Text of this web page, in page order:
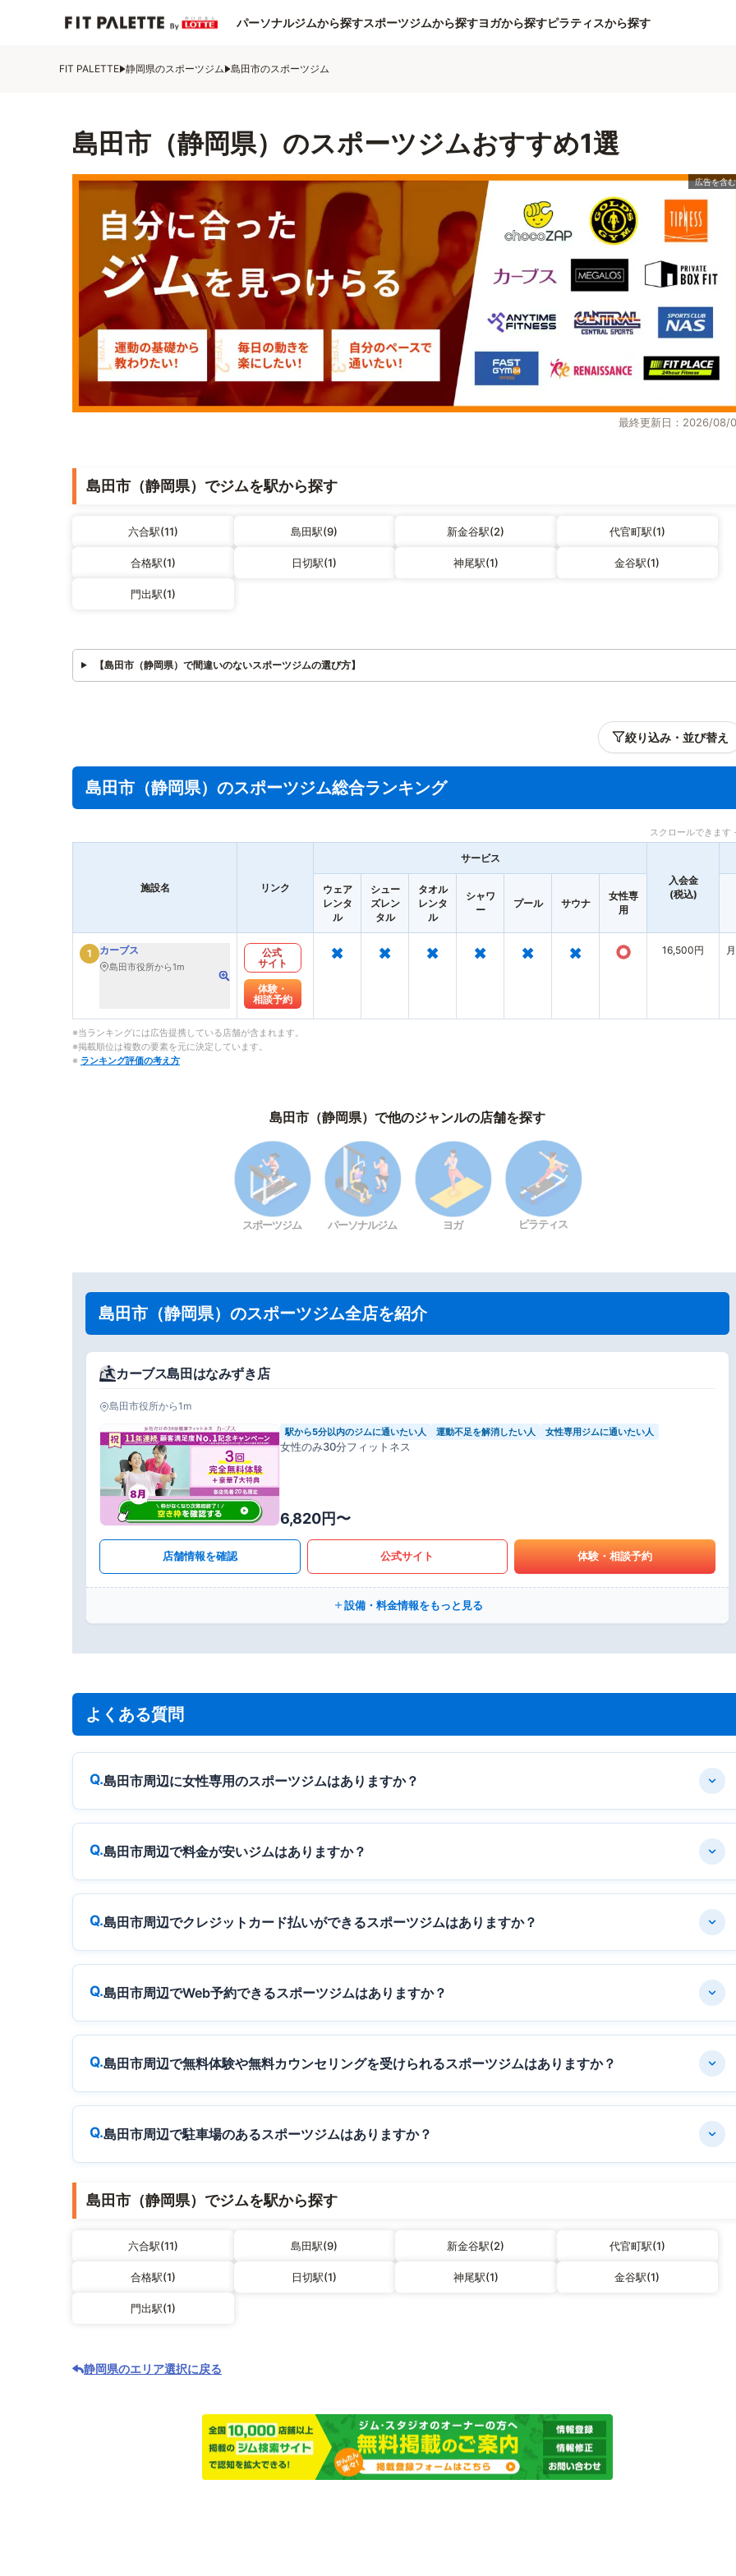
パーソナルジムから探すスポーツジムから探すヨガから探すピラティスから探す
FIT PALETTE 静岡県のスポーツジム 島田市のスポーツジム
島田市（静岡県）のスポーツジムおすすめ1選
最終更新日：2026/08/
島田市（静岡県）でジムを駅から探す
六合駅(11) 島田駅(9) 新金谷駅(2) 代官町駅(1)
合格駅(1) 日切駅(1) 神尾駅(1) 金谷駅(1)
門出駅(1)
【島田市（静岡県）で間違いのないスポーツジムの選び方】
絞り込み・並び替え
島田市（静岡県）のスポーツジム総合ランキング
スクロールできます
施設名 リンク
サービス
入会金
(税込)
ウェア
レンタ
ル
シュー
ズレン
タル
タオル
レンタ
ル
シャワ
ー
プール サウナ
女性専
用
1 カーブス
島田市役所から1m
公式
サイト
体験・
相談予約
× × × × × × ○ 16,500円
※当ランキングには広告提携している店舗が含まれます。
※掲載順位は複数の要素を元に決定しています。
※ ランキング評価の考え方
島田市（静岡県）で他のジャンルの店舗を探す
スポーツジム パーソナルジム ヨガ ピラティス
島田市（静岡県）のスポーツジム全店を紹介
カーブス島田はなみずき店
島田市役所から1m
駅から5分以内のジムに通いたい人 運動不足を解消したい人 女性専用ジムに通いたい人
女性のみ30分フィットネス
6,820円〜
店舗情報を確認 公式サイト 体験・相談予約
設備・料金情報をもっと見る
よくある質問
島田市周辺に女性専用のスポーツジムはありますか？
島田市周辺で料金が安いジムはありますか？
島田市周辺でクレジットカード払いができるスポーツジムはありますか？
島田市周辺でWeb予約できるスポーツジムはありますか？
島田市周辺で無料体験や無料カウンセリングを受けられるスポーツジムはありますか？
島田市周辺で駐車場のあるスポーツジムはありますか？
島田市（静岡県）でジムを駅から探す
六合駅(11) 島田駅(9) 新金谷駅(2) 代官町駅(1)
合格駅(1) 日切駅(1) 神尾駅(1) 金谷駅(1)
門出駅(1)
静岡県のエリア選択に戻る